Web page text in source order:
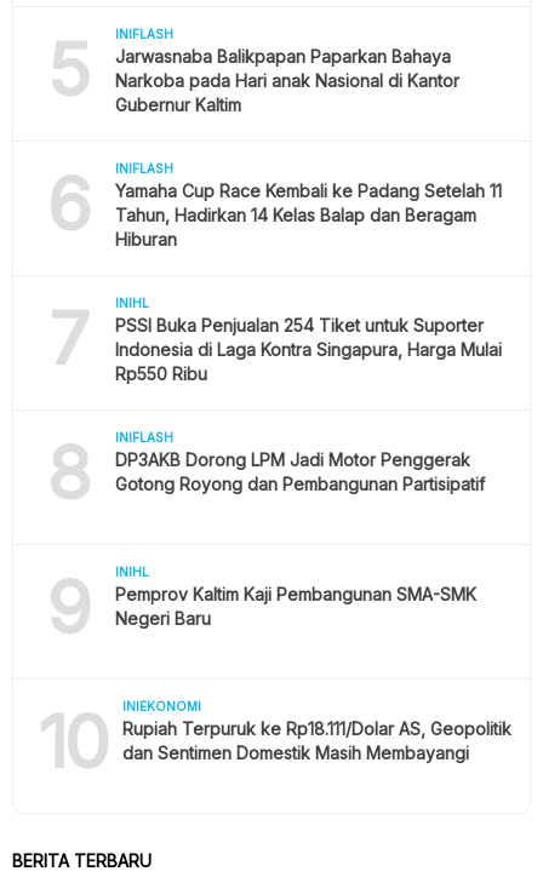
5 INIFLASH
Jarwasnaba Balikpapan Paparkan Bahaya
Narkoba pada Hari anak Nasional di Kantor
Gubernur Kaltim
6 INIFLASH
Yamaha Cup Race Kembali ke Padang Setelah 11
Tahun, Hadirkan 14 Kelas Balap dan Beragam
Hiburan
7 INIHL
PSSI Buka Penjualan 254 Tiket untuk Suporter
Indonesia di Laga Kontra Singapura, Harga Mulai
Rp550 Ribu
8 INIFLASH
DP3AKB Dorong LPM Jadi Motor Penggerak
Gotong Royong dan Pembangunan Partisipatif
9 INIHL
Pemprov Kaltim Kaji Pembangunan SMA-SMK
Negeri Baru
10 INIEKONOMI
Rupiah Terpuruk ke Rp18.111/Dolar AS, Geopolitik
dan Sentimen Domestik Masih Membayangi
BERITA TERBARU